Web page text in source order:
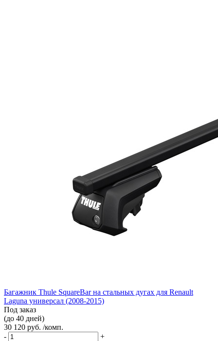
Багажник Thule SquareBar на стальных дугах для Renault
Laguna универсал (2008-2015)
Под заказ
(до 40 дней)
30 120 руб. /комп.
-
+